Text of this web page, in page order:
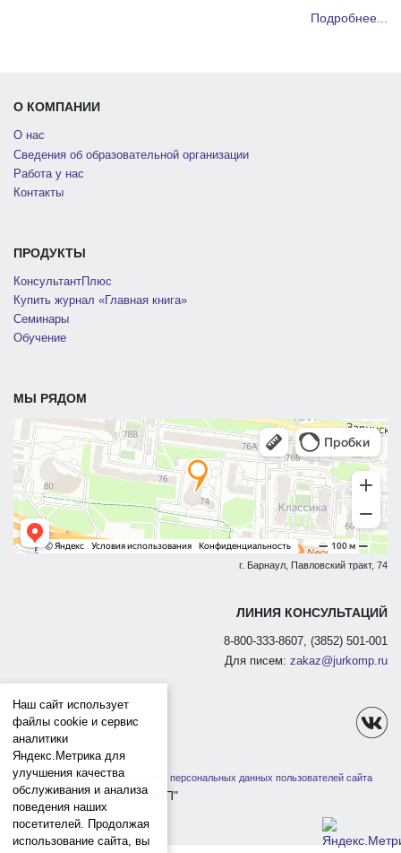
Подробнее...
О КОМПАНИИ
О нас
Сведения об образовательной организации
Работа у нас
Контакты
ПРОДУКТЫ
КонсультантПлюс
Купить журнал «Главная книга»
Семинары
Обучение
МЫ РЯДОМ
г. Барнаул, Павловский тракт, 74
ЛИНИЯ КОНСУЛЬТАЦИЙ
8-800-333-8607, (3852) 501-001
Для писем: zakaz@jurkomp.ru
Политика защиты и обработки персональных данных пользователей сайта
1991-2026 ООО "ЮРКОМП"
Наш сайт использует
файлы cookie и сервис
аналитики
Яндекс.Метрика для
улучшения качества
обслуживания и анализа
поведения наших
посетителей. Продолжая
использование сайта, вы